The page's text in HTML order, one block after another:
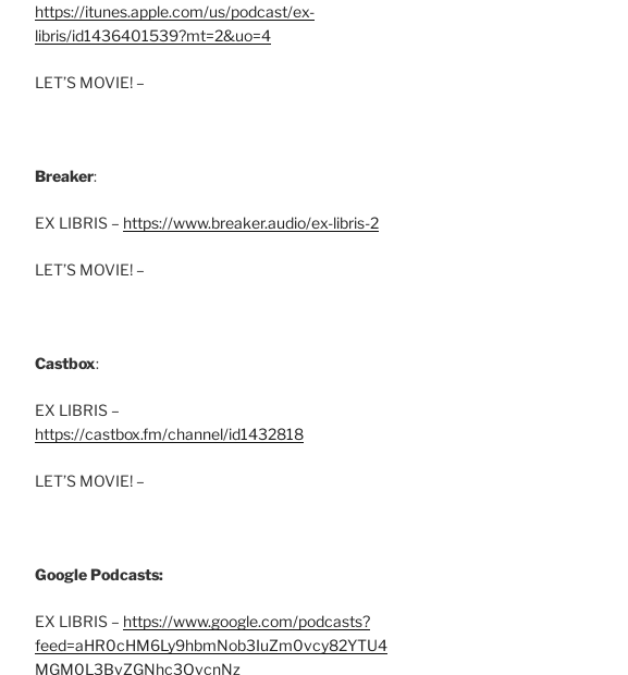
https://itunes.apple.com/us/podcast/ex-
libris/id1436401539?mt=2&uo=4
LET’S MOVIE! –
Breaker:
EX LIBRIS – https://www.breaker.audio/ex-libris-2
LET’S MOVIE! –
Castbox:
EX LIBRIS –
https://castbox.fm/channel/id1432818
LET’S MOVIE! –
Google Podcasts:
EX LIBRIS – https://www.google.com/podcasts?
feed=aHR0cHM6Ly9hbmNob3IuZm0vcy82YTU4
MGM0L3BvZGNhc3QvcnNz